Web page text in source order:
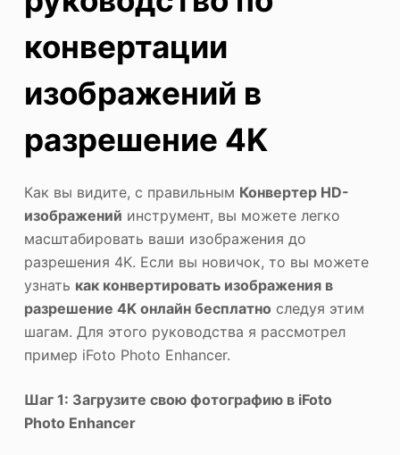
конвертации
изображений в
разрешение 4K
Как вы видите, с правильным Конвертер HD-
изображений инструмент, вы можете легко
масштабировать ваши изображения до
разрешения 4K. Если вы новичок, то вы можете
узнать как конвертировать изображения в
разрешение 4K онлайн бесплатно следуя этим
шагам. Для этого руководства я рассмотрел
пример iFoto Photo Enhancer.
Шаг 1: Загрузите свою фотографию в iFoto
Photo Enhancer